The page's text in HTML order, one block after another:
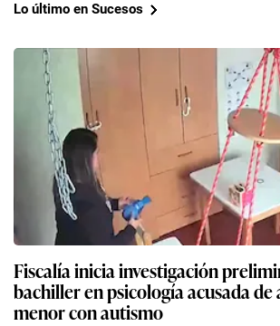
Lo último en Sucesos
Fiscalía inicia investigación
bachiller en psicología acusada de
menor con autismo